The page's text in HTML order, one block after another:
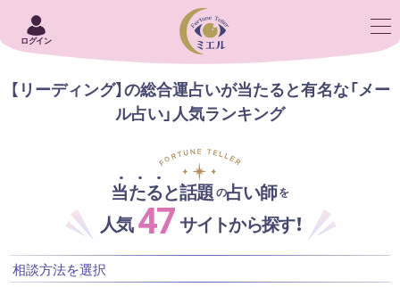
ログイン
【リーディング】の総合運占いが当たると有名な「メー
ル占い」人気ランキング
当たると話題の占い師を
人気47サイトから探す！
相談方法を選択